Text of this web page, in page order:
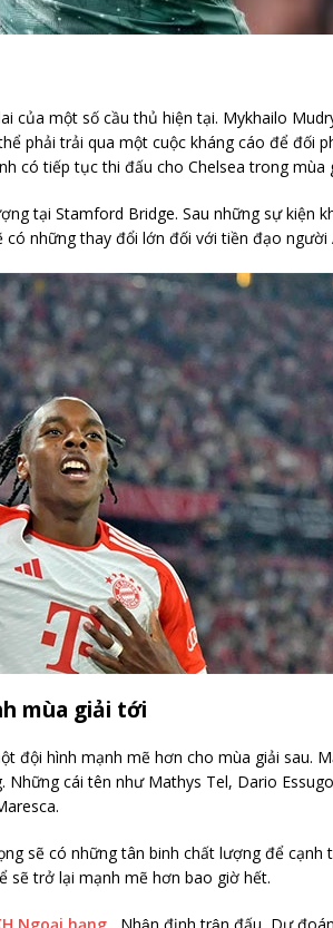
của một số cầu thủ hiện tại. Mykhailo
phải trải qua một cuộc kháng cáo để đối
có tiếp tục thi đấu cho Chelsea trong mùa
tại Stamford Bridge. Sau những sự kiện
những thay đổi lớn đối với tiền đạo người
mùa giải tới
hình mạnh mẽ hơn cho mùa giải sau.
cái tên như Mathys Tel, Dario
sẽ có những tân binh chất lượng để cạnh
sẽ trở lại mạnh mẽ hơn bao giờ hết.